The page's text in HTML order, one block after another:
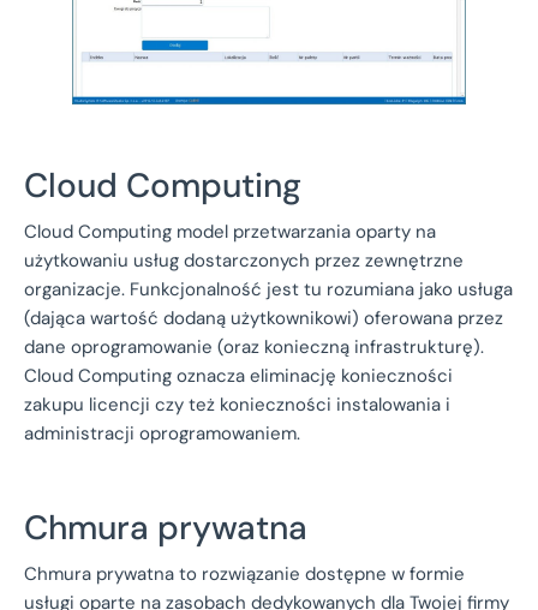
Cloud Computing
Cloud Computing model przetwarzania oparty na
użytkowaniu usług dostarczonych przez zewnętrzne
organizacje. Funkcjonalność jest tu rozumiana jako usługa
(dająca wartość dodaną użytkownikowi) oferowana przez
dane oprogramowanie (oraz konieczną infrastrukturę).
Cloud Computing oznacza eliminację konieczności
zakupu licencji czy też konieczności instalowania i
administracji oprogramowaniem.
Chmura prywatna
Chmura prywatna to rozwiązanie dostępne w formie
usługi oparte na zasobach dedykowanych dla Twojej firmy